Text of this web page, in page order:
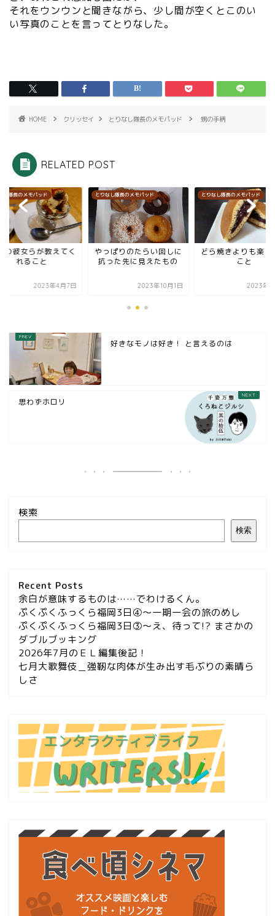
それをウンウンと聞きながら、少し間が空くとこのい
い写真のことを言ってとりなした。
HOME クリッセイ とりなし隊長のメモパッド 甥の手柄
RELATED POST
し隊長のメモパッド
の彼女らが教えてく
れること
2023年4月7日
とりなし隊長のメモパッド
やっぱりのたらい回しに
抗った先に見えたもの
2023年10月1日
とりなし隊長のメモパッド
どら焼きよりも楽し
こと
2023年3
好きなモノは好き！ と言えるのは
思わずホロリ
検索
検索
Recent Posts
余白が意味するものは……でわけるくん。
ぷくぷくふっくら福岡3日④～一期一会の旅のめし
ぷくぷくふっくら福岡3日③～え、待って!? まさかの
ダブルブッキング
2026年7月のＥＬ編集後記！
七月大歌舞伎＿強靭な肉体が生み出す毛ぶりの素晴ら
しさ